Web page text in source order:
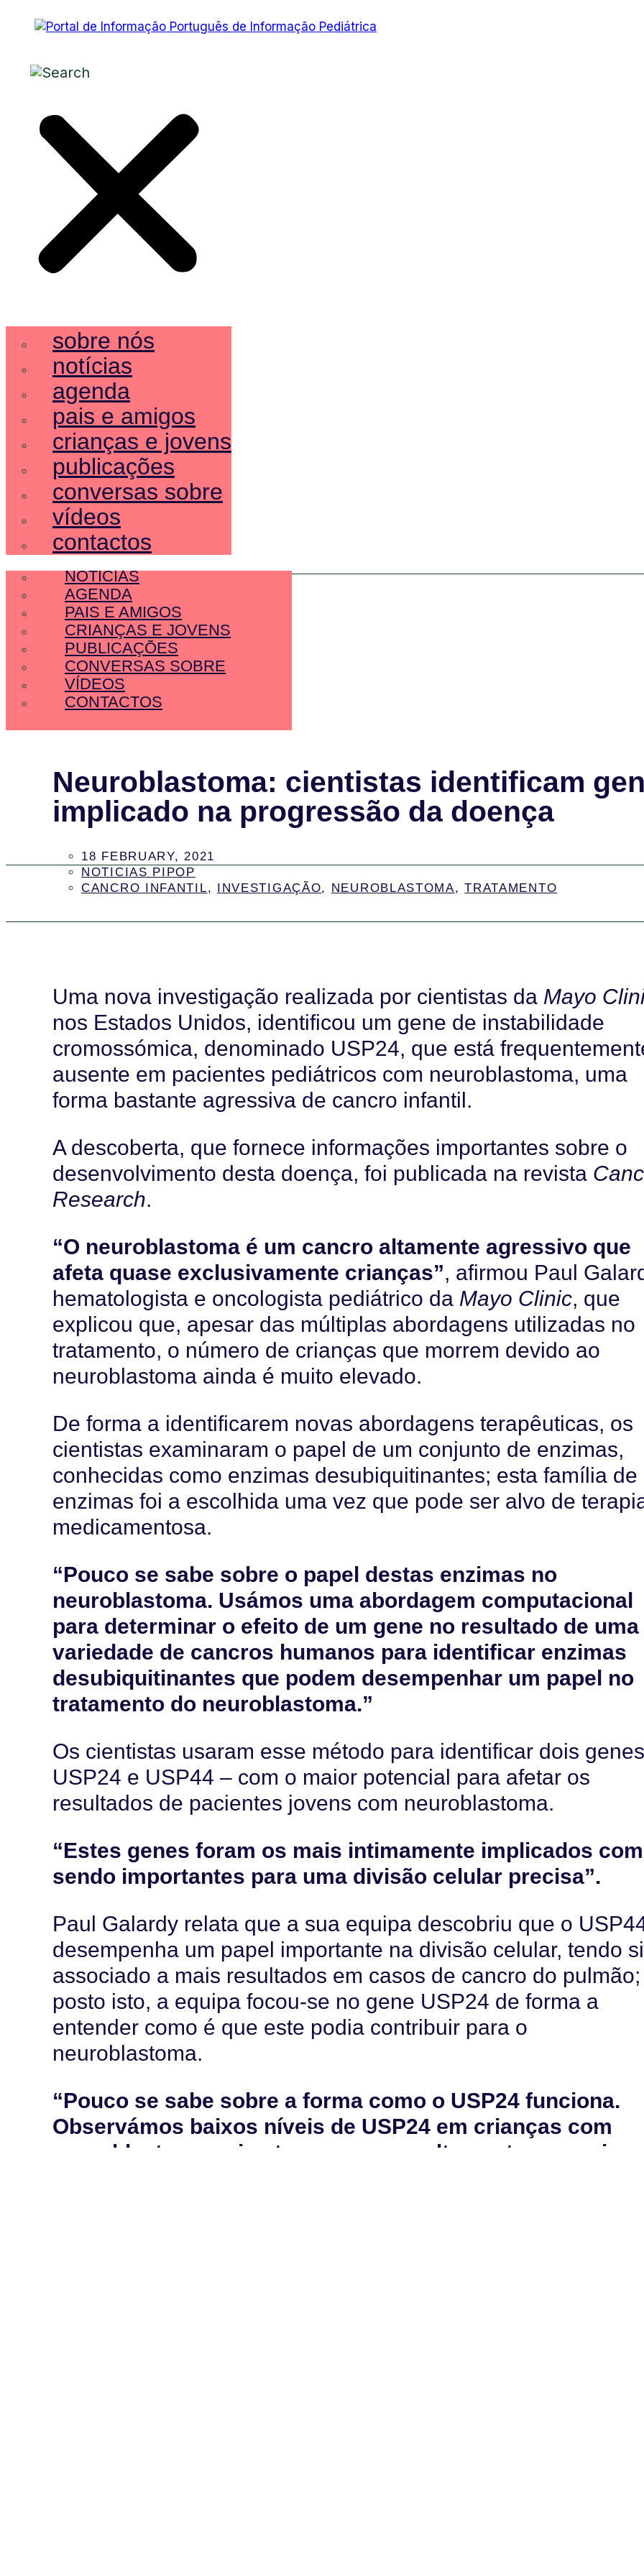
sobre nós
notícias
agenda
pais e amigos
crianças e jovens
publicações
conversas sobre
vídeos
contactos
SOBRE NÓS
NOTÍCIAS
AGENDA
PAIS E AMIGOS
CRIANÇAS E JOVENS
PUBLICAÇÕES
CONVERSAS SOBRE
VÍDEOS
CONTACTOS
Neuroblastoma: cientistas identificam
implicado na progressão da doença
18 FEBRUARY, 2021
NOTICIAS PIPOP
CANCRO INFANTIL, INVESTIGAÇÃO, NEUROBLASTOMA,TRATAMENTO
Uma nova investigação realizada por cientistas da Mayo
nos Estados Unidos, identificou um gene de instabilidade
cromossómica, denominado USP24, que está
ausente em pacientes pediátricos com neuroblastoma, uma
forma bastante agressiva de cancro infantil.
A descoberta, que fornece informações importantes sobre o
desenvolvimento desta doença, foi publicada na revista
Research.
“O neuroblastoma é um cancro altamente agressivo que
afeta quase exclusivamente crianças”, afirmou Paul
hematologista e oncologista pediátrico da Mayo Clinic, que
explicou que, apesar das múltiplas abordagens utilizadas no
tratamento, o número de crianças que morrem devido ao
neuroblastoma ainda é muito elevado.
De forma a identificarem novas abordagens terapêuticas, os
cientistas examinaram o papel de um conjunto de enzimas,
conhecidas como enzimas desubiquitinantes; esta família de
enzimas foi a escolhida uma vez que pode ser alvo de
medicamentosa.
“Pouco se sabe sobre o papel destas enzimas no
neuroblastoma. Usámos uma abordagem computacional
para determinar o efeito de um gene no resultado de uma
variedade de cancros humanos para identificar enzimas
desubiquitinantes que podem desempenhar um papel no
tratamento do neuroblastoma.”
Os cientistas usaram esse método para identificar dois
USP24 e USP44 – com o maior potencial para afetar os
resultados de pacientes jovens com neuroblastoma.
“Estes genes foram os mais intimamente implicados
sendo importantes para uma divisão celular precisa”.
Paul Galardy relata que a sua equipa descobriu que o
desempenha um papel importante na divisão celular, tendo
associado a mais resultados em casos de cancro do pulmão;
posto isto, a equipa focou-se no gene USP24 de forma a
entender como é que este podia contribuir para o
neuroblastoma.
“Pouco se sabe sobre a forma como o USP24 funciona.
Observámos baixos níveis de USP24 em crianças com
neuroblastoma cujos tumores eram altamente